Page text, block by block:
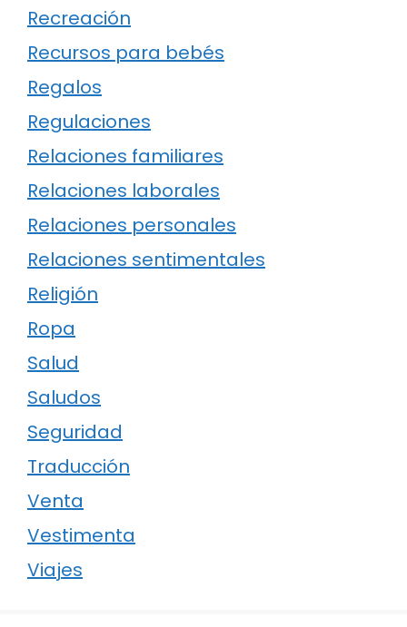
Recreación
Recursos para bebés
Regalos
Regulaciones
Relaciones familiares
Relaciones laborales
Relaciones personales
Relaciones sentimentales
Religión
Ropa
Salud
Saludos
Seguridad
Traducción
Venta
Vestimenta
Viajes